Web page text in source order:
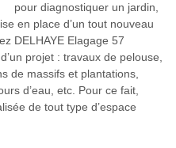
pour diagnostiquer un jardin,
en place d’un tout nouveau
DELHAYE Elagage 57
projet : travaux de pelouse,
de massifs et plantations,
d’eau, etc. Pour ce fait,
de tout type d’espace